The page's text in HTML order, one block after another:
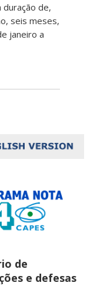
de,
seis meses,
janeiro a
de
e defesas